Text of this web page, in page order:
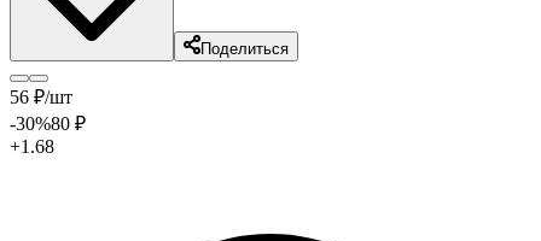
Поделиться
56 ₽/шт
-30%80 ₽
+1.68